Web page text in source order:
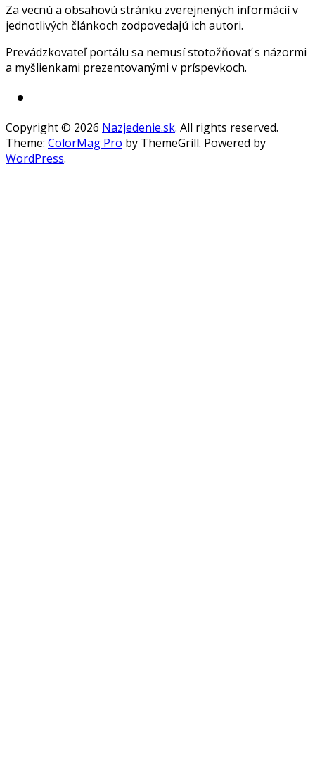
Za vecnú a obsahovú stránku zverejnených informácií v
jednotlivých článkoch zodpovedajú ich autori.
Prevádzkovateľ portálu sa nemusí stotožňovať s názormi
a myšlienkami prezentovanými v príspevkoch.
Copyright © 2026 Nazjedenie.sk. All rights reserved.
Theme: ColorMag Pro by ThemeGrill. Powered by
WordPress.